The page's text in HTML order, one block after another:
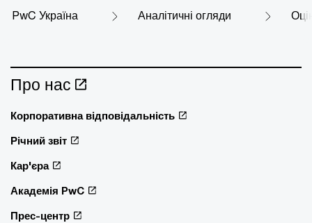
PwC Україна Аналітичні огляди
Про нас
Корпоративна відповідальність
Річний звіт
Кар'єра
Академія PwC
Прес-центр